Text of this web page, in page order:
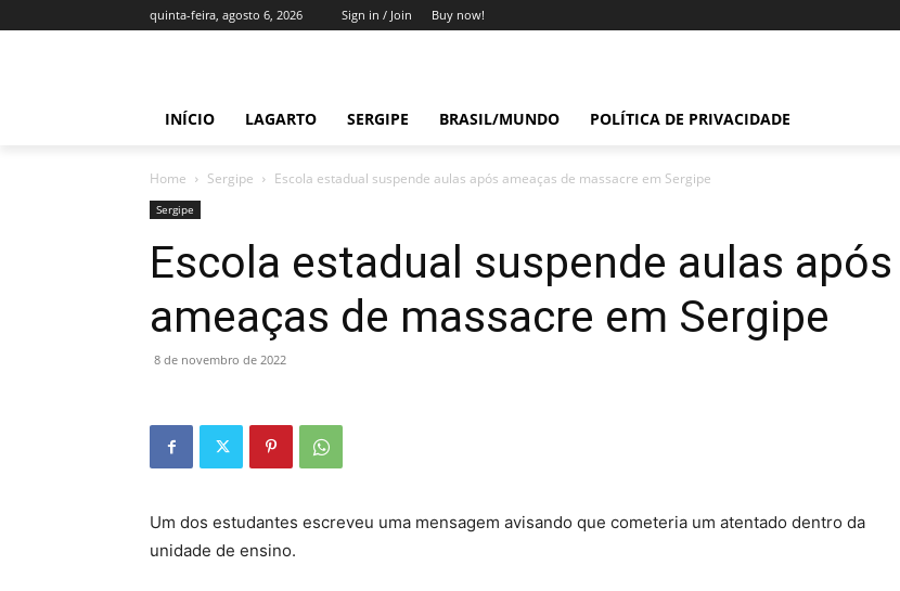
quinta-feira, agosto 6, 2026 Sign in / Join Buy now!
INÍCIO LAGARTO SERGIPE BRASIL/MUNDO POLÍTICA DE PRIVACIDADE
Home Sergipe Escola estadual suspende aulas após ameaças de massacre em Sergipe
Sergipe
Escola estadual suspende aulas após
ameaças de massacre em Sergipe
8 de novembro de 2022
Um dos estudantes escreveu uma mensagem avisando que cometeria um atentado dentro da
unidade de ensino.